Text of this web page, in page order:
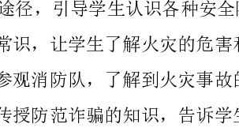
类似情况。在此过程中，教师不仅仅是传授知识，更重要的是让学生